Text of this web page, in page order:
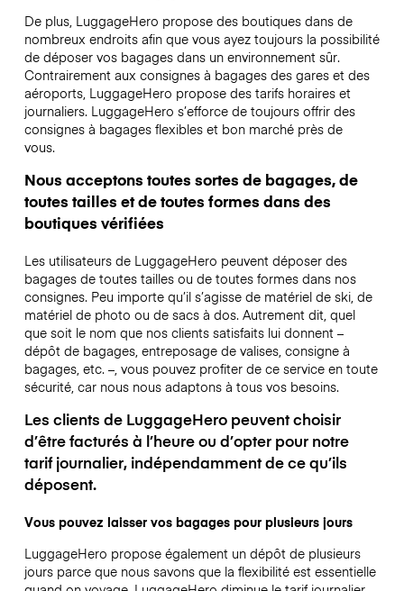
De plus, LuggageHero propose des boutiques dans de
nombreux endroits afin que vous ayez toujours la possibilité
de déposer vos bagages dans un environnement sûr.
Contrairement aux consignes à bagages des gares et des
aéroports, LuggageHero propose des tarifs horaires et
journaliers. LuggageHero s’efforce de toujours offrir des
consignes à bagages flexibles et bon marché près de
vous.
Nous acceptons toutes sortes de bagages, de
toutes tailles et de toutes formes dans des
boutiques vérifiées
Les utilisateurs de LuggageHero peuvent déposer des
bagages de toutes tailles ou de toutes formes dans nos
consignes. Peu importe qu’il s’agisse de matériel de ski, de
matériel de photo ou de sacs à dos. Autrement dit, quel
que soit le nom que nos clients satisfaits lui donnent –
dépôt de bagages, entreposage de valises, consigne à
bagages, etc. –, vous pouvez profiter de ce service en toute
sécurité, car nous nous adaptons à tous vos besoins.
Les clients de LuggageHero peuvent choisir
d’être facturés à l’heure ou d’opter pour notre
tarif journalier, indépendamment de ce qu’ils
déposent.
Vous pouvez laisser vos bagages pour plusieurs jours
LuggageHero propose également un dépôt de plusieurs
jours parce que nous savons que la flexibilité est essentielle